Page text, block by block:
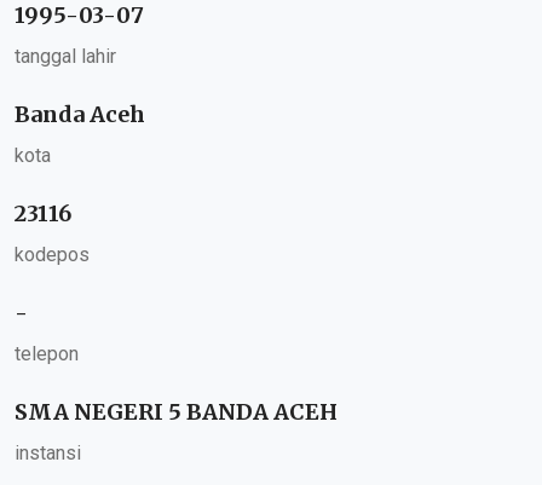
1995-03-07
tanggal lahir
Banda Aceh
kota
23116
kodepos
-
telepon
SMA NEGERI 5 BANDA ACEH
instansi